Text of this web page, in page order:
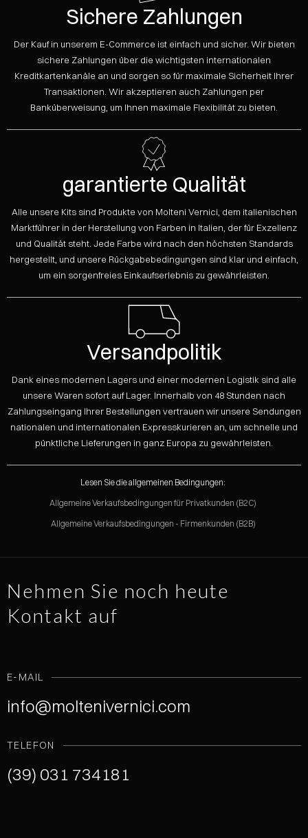
Sichere Zahlungen
Der Kauf in unserem E-Commerce ist einfach und sicher. Wir bieten
sichere Zahlungen über die wichtigsten internationalen
Kreditkartenkanäle an und sorgen so für maximale Sicherheit Ihrer
Transaktionen. Wir akzeptieren auch Zahlungen per
Banküberweisung, um Ihnen maximale Flexibilität zu bieten.
garantierte Qualität
Alle unsere Kits sind Produkte von Molteni Vernici, dem italienischen
Marktführer in der Herstellung von Farben in Italien, der für Exzellenz
und Qualität steht. Jede Farbe wird nach den höchsten Standards
hergestellt, und unsere Rückgabebedingungen sind klar und einfach,
um ein sorgenfreies Einkaufserlebnis zu gewährleisten.
Versandpolitik
Dank eines modernen Lagers und einer modernen Logistik sind alle
unsere Waren sofort auf Lager. Innerhalb von 48 Stunden nach
Zahlungseingang Ihrer Bestellungen vertrauen wir unsere Sendungen
nationalen und internationalen Expresskurieren an, um schnelle und
pünktliche Lieferungen in ganz Europa zu gewährleisten.
Lesen Sie die allgemeinen Bedingungen:
Allgemeine Verkaufsbedingungen für Privatkunden (B2C)
Allgemeine Verkaufsbedingungen - Firmenkunden (B2B)
Nehmen Sie noch heute
Kontakt auf
E-MAIL
info@moltenivernici.com
TELEFON
(39) 031 734181